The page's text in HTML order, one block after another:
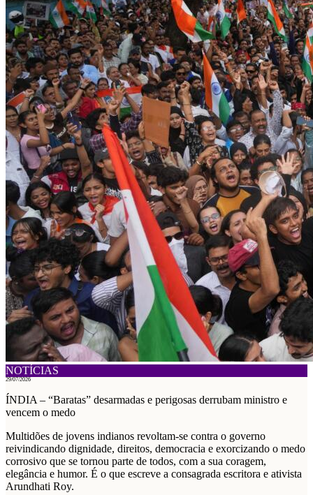
NOTÍCIAS
29/07/2026
ÍNDIA – “Baratas” desarmadas e perigosas derrubam ministro e
vencem o medo
Multidões de jovens indianos revoltam-se contra o governo
reivindicando dignidade, direitos, democracia e exorcizando o medo
corrosivo que se tornou parte de todos, com a sua coragem,
elegância e humor. É o que escreve a consagrada escritora e ativista
Arundhati Roy.